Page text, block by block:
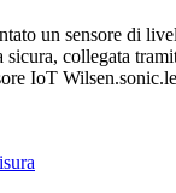
un sensore di
sicura, collegata
IoT